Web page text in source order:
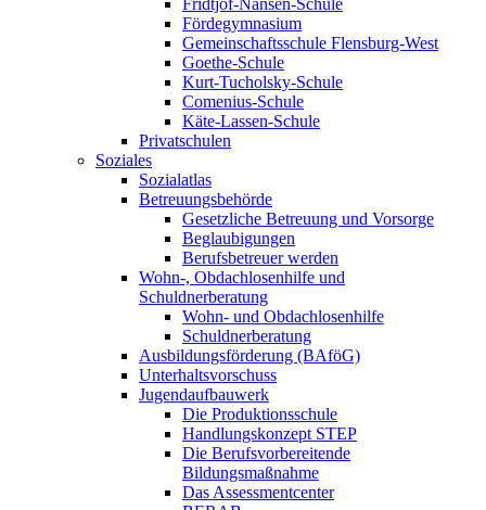
Fridtjof-Nansen-Schule
Fördegymnasium
Gemeinschaftsschule Flensburg-West
Goethe-Schule
Kurt-Tucholsky-Schule
Comenius-Schule
Käte-Lassen-Schule
Privatschulen
Soziales
Sozialatlas
Betreuungsbehörde
Gesetzliche Betreuung und Vorsorge
Beglaubigungen
Berufsbetreuer werden
Wohn-, Obdachlosenhilfe und
Schuldnerberatung
Wohn- und Obdachlosenhilfe
Schuldnerberatung
Ausbildungsförderung (BAföG)
Unterhaltsvorschuss
Jugendaufbauwerk
Die Produktionsschule
Handlungskonzept STEP
Die Berufsvorbereitende
Bildungsmaßnahme
Das Assessmentcenter